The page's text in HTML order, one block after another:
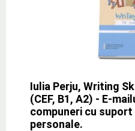
Iulia Perju, Writing
(CEF, B1, A2) - E-
compuneri cu
personale.